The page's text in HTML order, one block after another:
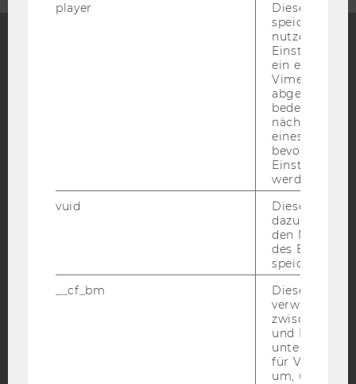
Blog
Bluesky
BARRIEREFREIHEITSERKLÄRUNG WEBSEITE
DATENSCHUTZERKLÄRUNG
DATENSCHUTZERKLÄRUNG SOCIAL MEDIA
STUDIENBEWERBER*INNEN UND STUDIERENDE
player
Dieses Cookie
speichert
ein
Vimeo-Video
abgespielt
bedeutet,
nächsten
eines Vimeo-
bevorzugten
werden.
vuid
Dieser
dazu
den
des
speichern.
__cf_bm
Dieses
verwendet,
zwischen
und Bots zu
für Vimeo
um, um